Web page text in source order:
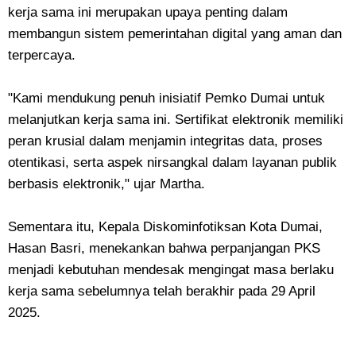
kerja sama ini merupakan upaya penting dalam
membangun sistem pemerintahan digital yang aman dan
terpercaya.
"Kami mendukung penuh inisiatif Pemko Dumai untuk
melanjutkan kerja sama ini. Sertifikat elektronik memiliki
peran krusial dalam menjamin integritas data, proses
otentikasi, serta aspek nirsangkal dalam layanan publik
berbasis elektronik," ujar Martha.
Sementara itu, Kepala Diskominfotiksan Kota Dumai,
Hasan Basri, menekankan bahwa perpanjangan PKS
menjadi kebutuhan mendesak mengingat masa berlaku
kerja sama sebelumnya telah berakhir pada 29 April
2025.